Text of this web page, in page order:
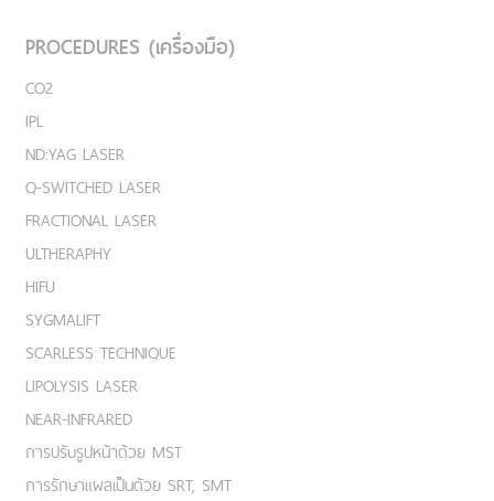
PROCEDURES (เครื่องมือ)
CO2
IPL
ND:YAG LASER
Q-SWITCHED LASER
FRACTIONAL LASER
ULTHERAPHY
HIFU
SYGMALIFT
SCARLESS TECHNIQUE
LIPOLYSIS LASER
NEAR-INFRARED
การปรับรูปหน้าด้วย MST
การรักษาแผลเป็นด้วย SRT, SMT